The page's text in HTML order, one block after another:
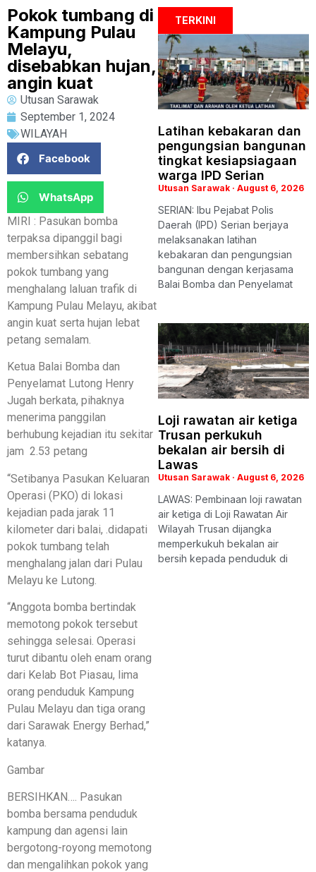
Pokok tumbang di
Kampung Pulau
Melayu,
disebabkan hujan,
angin kuat
Utusan Sarawak
September 1, 2024
WILAYAH
Facebook
WhatsApp
MIRI : Pasukan bomba
terpaksa dipanggil bagi
membersihkan sebatang
pokok tumbang yang
menghalang laluan trafik di
Kampung Pulau Melayu, akibat
angin kuat serta hujan lebat
petang semalam.
Ketua Balai Bomba dan
Penyelamat Lutong Henry
Jugah berkata, pihaknya
menerima panggilan
berhubung kejadian itu sekitar
jam 2.53 petang
“Setibanya Pasukan Keluaran
Operasi (PKO) di lokasi
kejadian pada jarak 11
kilometer dari balai, .didapati
pokok tumbang telah
menghalang jalan dari Pulau
Melayu ke Lutong.
“Anggota bomba bertindak
memotong pokok tersebut
sehingga selesai. Operasi
turut dibantu oleh enam orang
dari Kelab Bot Piasau, lima
orang penduduk Kampung
Pulau Melayu dan tiga orang
dari Sarawak Energy Berhad,”
katanya.
Gambar
BERSIHKAN…. Pasukan
bomba bersama penduduk
kampung dan agensi lain
bergotong-royong memotong
dan mengalihkan pokok yang
TERKINI
Latihan kebakaran dan
pengungsian bangunan
tingkat kesiapsiagaan
warga IPD Serian
Utusan Sarawak August 6, 2026
SERIAN: Ibu Pejabat Polis
Daerah (IPD) Serian berjaya
melaksanakan latihan
kebakaran dan pengungsian
bangunan dengan kerjasama
Balai Bomba dan Penyelamat
Loji rawatan air ketiga
Trusan perkukuh
bekalan air bersih di
Lawas
Utusan Sarawak August 6, 2026
LAWAS: Pembinaan loji rawatan
air ketiga di Loji Rawatan Air
Wilayah Trusan dijangka
memperkukuh bekalan air
bersih kepada penduduk di